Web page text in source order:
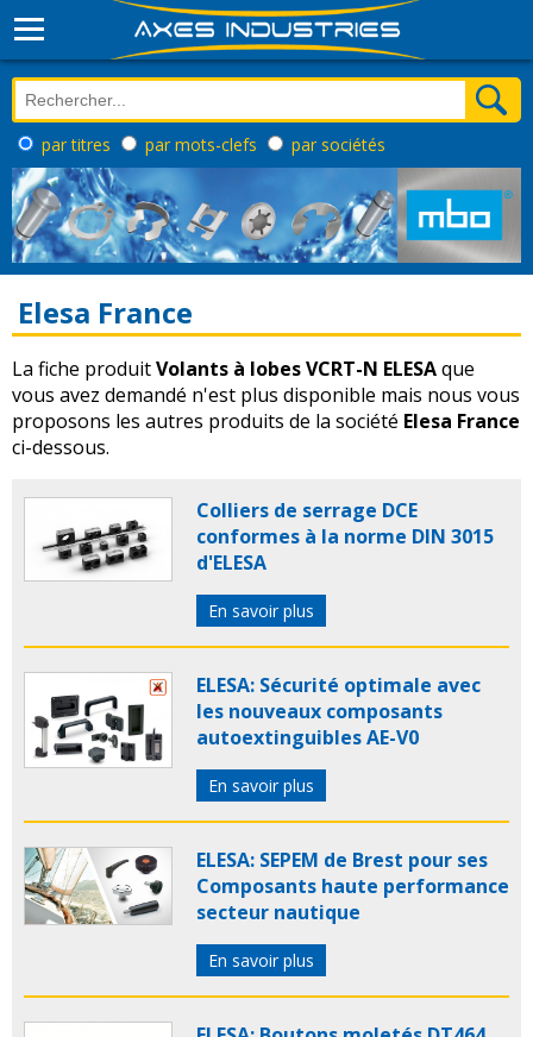
par titres par mots-clefs par sociétés
Elesa France
La fiche produitVolants à lobes VCRT-N ELESAque
vous avez demandé n'est plus disponible mais nous vous
proposons les autres produits de la société Elesa France
ci-dessous.
Colliers de serrage DCE
conformes à la norme DIN 3015
d'ELESA
En savoir plus
ELESA: Sécurité optimale avec
les nouveaux composants
autoextinguibles AE-V0
En savoir plus
ELESA: SEPEM de Brest pour ses
Composants haute performance
secteur nautique
En savoir plus